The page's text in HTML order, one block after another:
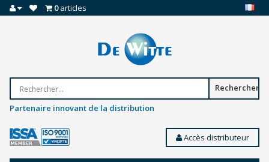
0articles
Rechercher
Partenaire innovant de la distribution
Accès distributeur